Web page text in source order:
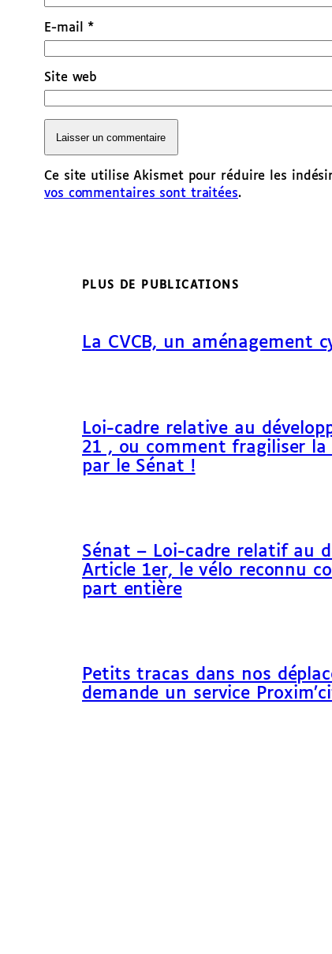
E-mail *
Site web
Ce site utilise Akismet pour réduire les
vos commentaires sont traitées.
PLUS DE PUBLICATIONS
La CVCB, un aménagement
Loi-cadre relative au
21 , ou comment fragiliser
par le Sénat !
Sénat – Loi-cadre relatif au
Article 1er, le vélo reconnu
part entière
Petits tracas dans nos
demande un service